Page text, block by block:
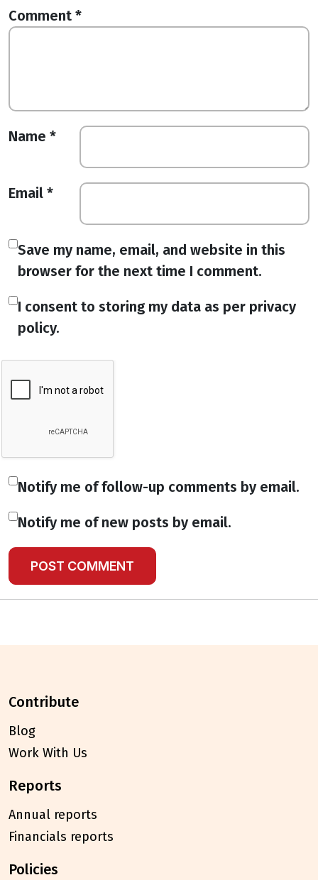
Comment *
Name *
Email *
Save my name, email, and website in this
browser for the next time I comment.
I consent to storing my data as per privacy
policy.
Notify me of follow-up comments by email.
Notify me of new posts by email.
contribute
Blog
Work With Us
reports
Annual reports
Financials reports
policies